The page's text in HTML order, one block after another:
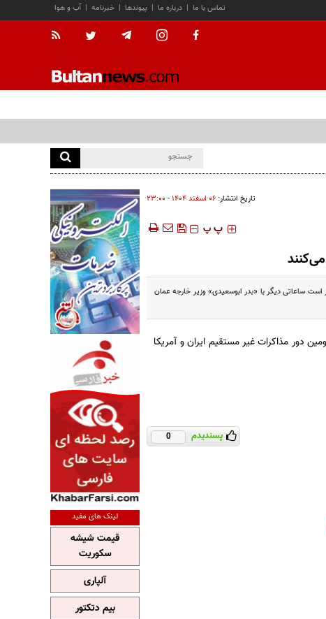
آب و هوا | خبرنامه | پیوندها | درباره ما | تماس با ما
تاریخ انتشار: ۰۶ اسفند ۱۴۰۴ - ۲۳:۰۰
‍‍‍ پ پ
ساعاتی دیگر با «بدر ابوسعیدی» وزیر خارجه عمان
دور مذاکرات غیر مستقیم ایران و آمریکا
پسندیدم 0
لینک های مفید
قیمت شیشه
سکوریت
آلپاری
بیم دتکتور